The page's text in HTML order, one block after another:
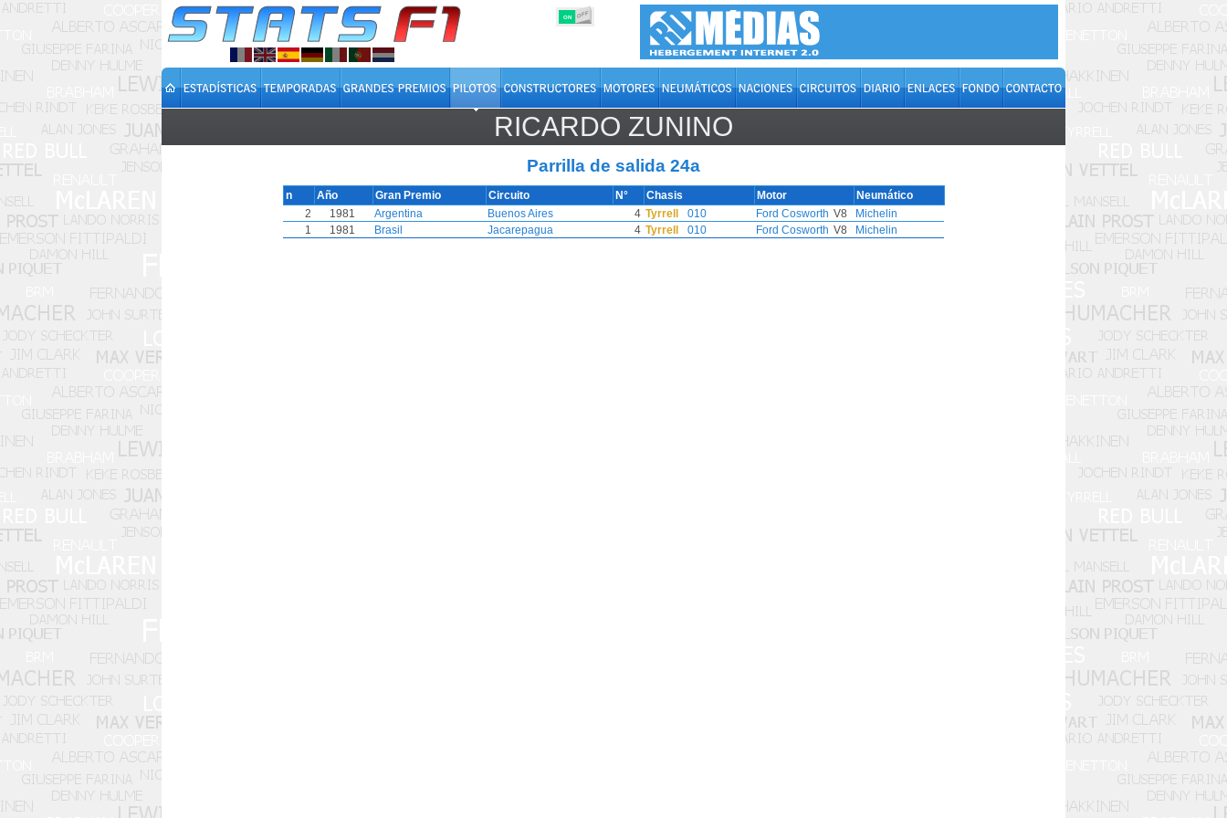
ON OFF
RICARDO ZUNINO
Parrilla de salida 24a
n Año Gran Premio Circuito N° Chasis Motor
Neumático
2
1981 Argentina Buenos Aires 4 Tyrrell 010 Ford Cosworth V8
Michelin
1
1981 Brasil Jacarepagua 4 Tyrrell 010 Ford Cosworth V8 Michelin